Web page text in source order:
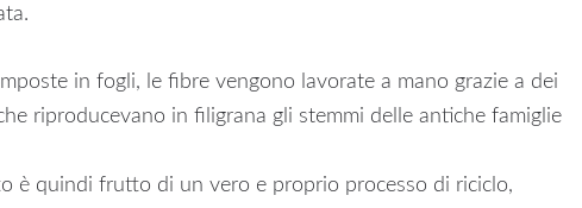
in fogli, le fibre vengono lavorate a mano grazie a dei
riproducevano in filigrana gli stemmi delle antiche famiglie
è quindi frutto di un vero e proprio processo di riciclo,